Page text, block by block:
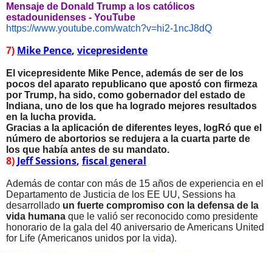
Mensaje de Donald Trump a los católicos
estadounidenses - YouTube
https://www.youtube.com/watch?v=hi2-1ncJ8dQ
7) Mike Pence, vicepresidente
El vicepresidente Mike Pence, además de ser de los
pocos del aparato republicano que apostó con firmeza
por Trump, ha sido, como gobernador del estado de
Indiana, uno de los que ha logrado mejores resultados
en la lucha provida.
Gracias a la aplicación de diferentes leyes, logRó que el
número de abortorios se redujera a la cuarta parte de
los que había antes de su mandato.
8) Jeff Sessions, fiscal general
Además de contar con más de 15 años de experiencia en el
Departamento de Justicia de los EE UU, Sessions ha
desarrollado un fuerte compromiso con la defensa de la
vida humana que le valió ser reconocido como presidente
honorario de la gala del 40 aniversario de Americans United
for Life (Americanos unidos por la vida).